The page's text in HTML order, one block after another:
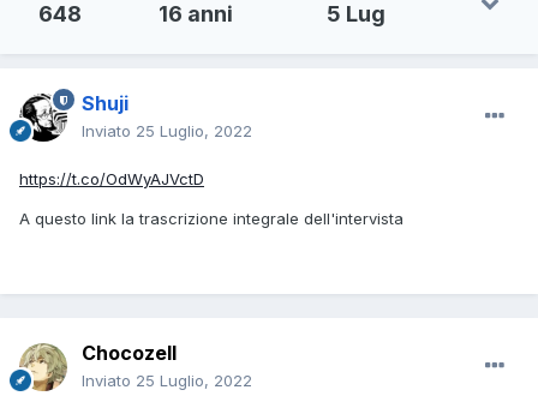
648 16 anni 5 Lug
Shuji
Inviato 25 Luglio, 2022
https://t.co/OdWyAJVctD
A questo link la trascrizione integrale dell'intervista
Chocozell
Inviato 25 Luglio, 2022